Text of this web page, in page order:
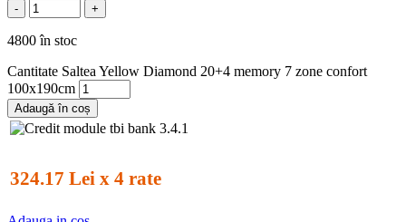
- +
4800 în stoc
Cantitate Saltea Yellow Diamond 20+4 memory 7 zone confort
100x190cm
Adaugă în coș
324.17 Lei x 4 rate